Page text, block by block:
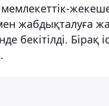
жабдықталуға
бекітілді. Бірақ